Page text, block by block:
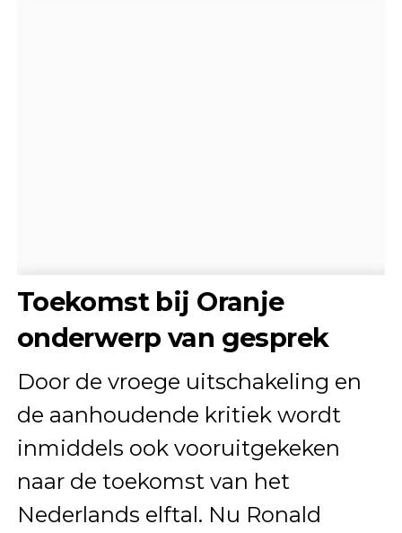
Toekomst bij Oranje
onderwerp van gesprek
Door de vroege uitschakeling en
de aanhoudende kritiek wordt
inmiddels ook vooruitgekeken
naar de toekomst van het
Nederlands elftal. Nu Ronald